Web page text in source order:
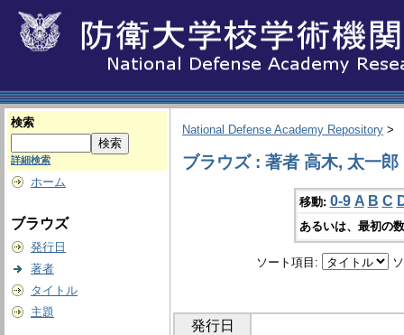
検索
詳細検索
ホーム
ブラウズ
発行日
著者
タイトル
主題
National Defense Academy Repository >
ブラウズ : 著者 高木, 太一郎
移動: 0-9 A B C
あるいは、最初の
ソート項目:
発行日